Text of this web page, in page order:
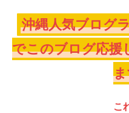
沖縄人気ブログ
でこのブログ応援
こ